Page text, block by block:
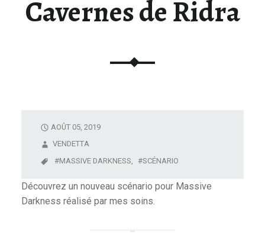
U
N
E
A
I
G
Cavernes de Ridra
AOÛT 05, 2019
VENDETTA
MASSIVE DARKNESS,
SCÉNARIO
Découvrez un nouveau scénario pour Massive
Darkness réalisé par mes soins.